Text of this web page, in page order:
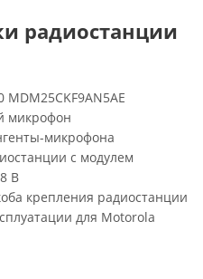
радиостанции
микрофон
микрофона
с модулем
В
крепления радиостанции
для Motorola